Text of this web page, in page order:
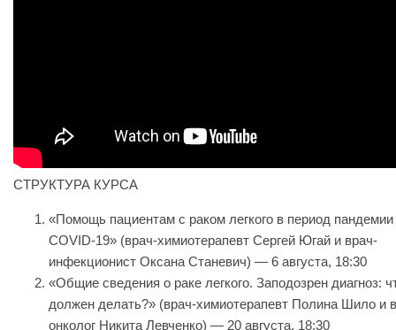
СТРУКТУРА КУРСА
«Помощь пациентам с раком легкого в период пандемии
COVID-19» (врач-химиотерапевт Сергей Югай и врач-
инфекционист Оксана Станевич) — 6 августа, 18:30
«Общие сведения о раке легкого. Заподозрен диагноз:
должен делать?» (врач-химиотерапевт Полина Шило и
онколог Никита Левченко) — 20 августа, 18:30